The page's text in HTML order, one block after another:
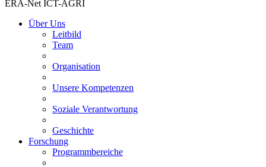
ERA-Net ICT-AGRI
Über Uns
Leitbild
Team
Organisation
Unsere Kompetenzen
Soziale Verantwortung
Geschichte
Forschung
Programmbereiche